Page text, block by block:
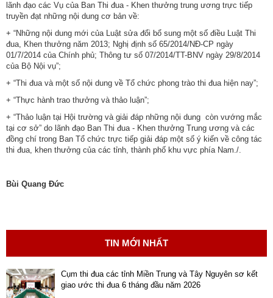
Hoạt
động
TĐKT
Điển
hình
tiên
Phong
trào
-
Xã
hội
lãnh đạo các Vụ của Ban Thi đua - Khen thưởng trung ương trực tiếp
truyền đạt những nội dung cơ bản về:
+ “Những nội dung mới của Luật sửa đổi bổ sung một số điều Luật Thi
đua, Khen thưởng năm 2013; Nghị định số 65/2014/NĐ-CP ngày
01/7/2014 của Chính phủ; Thông tư số 07/2014/TT-BNV ngày 29/8/2014
của Bộ Nội vụ”;
+ “Thi đua và một số nội dung về Tổ chức phong trào thi đua hiện nay”;
+ “Thực hành trao thưởng và thảo luận”;
+ “Thảo luận tại Hội trường và giải đáp những nội dung còn vướng mắc
tại cơ sở” do lãnh đạo Ban Thi đua - Khen thưởng Trung ương và các
đồng chí trong Ban Tổ chức trực tiếp giải đáp một số ý kiến về công tác
thi đua, khen thưởng của các tỉnh, thành phố khu vực phía Nam./.
Bùi Quang Đức
TIN MỚI NHẤT
Cụm thi đua các tỉnh Miền Trung và Tây Nguyên sơ kết
giao ước thi đua 6 tháng đầu năm 2026